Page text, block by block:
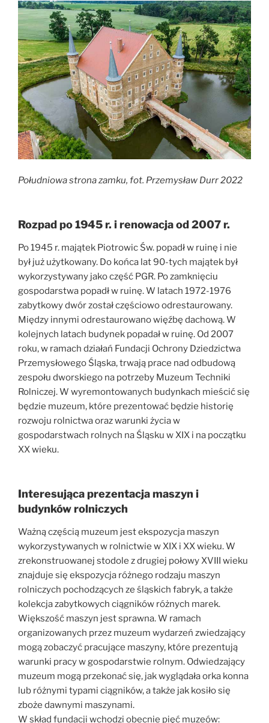
Południowa strona zamku, fot. Przemysław Durr 2022
Rozpad po 1945 r. i renowacja od 2007 r.
Po 1945 r. majątek Piotrowic Św. popadł w ruinę i nie
był już użytkowany. Do końca lat 90-tych majątek był
wykorzystywany jako część PGR. Po zamknięciu
gospodarstwa popadł w ruinę. W latach 1972-1976
zabytkowy dwór został częściowo odrestaurowany.
Między innymi odrestaurowano więźbę dachową. W
kolejnych latach budynek popadał w ruinę. Od 2007
roku, w ramach działań Fundacji Ochrony Dziedzictwa
Przemysłowego Śląska, trwają prace nad odbudową
zespołu dworskiego na potrzeby Muzeum Techniki
Rolniczej. W wyremontowanych budynkach mieścić się
będzie muzeum, które prezentować będzie historię
rozwoju rolnictwa oraz warunki życia w
gospodarstwach rolnych na Śląsku w XIX i na początku
XX wieku.
Interesująca prezentacja maszyn i
budynków rolniczych
Ważną częścią muzeum jest ekspozycja maszyn
wykorzystywanych w rolnictwie w XIX i XX wieku. W
zrekonstruowanej stodole z drugiej połowy XVIII wieku
znajduje się ekspozycja różnego rodzaju maszyn
rolniczych pochodzących ze śląskich fabryk, a także
kolekcja zabytkowych ciągników różnych marek.
Większość maszyn jest sprawna. W ramach
organizowanych przez muzeum wydarzeń zwiedzający
mogą zobaczyć pracujące maszyny, które prezentują
warunki pracy w gospodarstwie rolnym. Odwiedzający
muzeum mogą przekonać się, jak wyglądała orka konna
lub różnymi typami ciągników, a także jak kosiło się
zboże dawnymi maszynami.
W skład fundacji wchodzi obecnie pięć muzeów: